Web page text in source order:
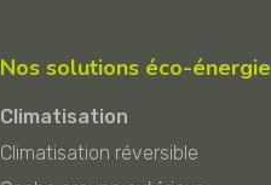
Nos solutions éco-énergie
Climatisation
Climatisation réversible